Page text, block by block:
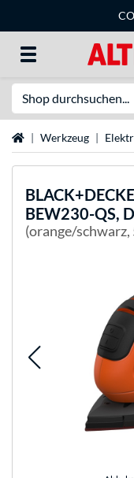
CO
StartseiteWerkzeug
BEW230-QS,
(orange/